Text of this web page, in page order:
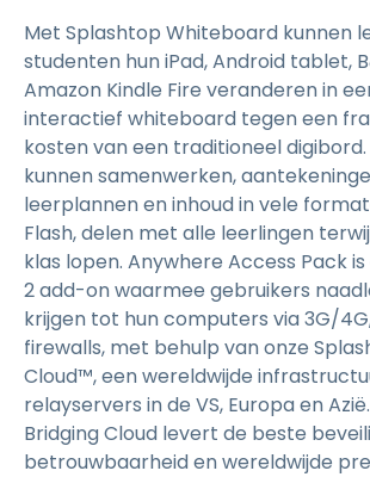
Met Splashtop Whiteboard kunnen
studenten hun iPad, Android tablet,
Amazon Kindle Fire veranderen in
interactief whiteboard tegen een
kosten van een traditioneel
kunnen samenwerken,
leerplannen en inhoud in vele
Flash, delen met alle leerlingen
klas lopen. Anywhere Access Pack
2 add-on waarmee gebruikers
krijgen tot hun computers via 3G/
firewalls, met behulp van onze
Cloud™, een wereldwijde
relayservers in de VS, Europa en
Bridging Cloud levert de beste
betrouwbaarheid en wereldwijde